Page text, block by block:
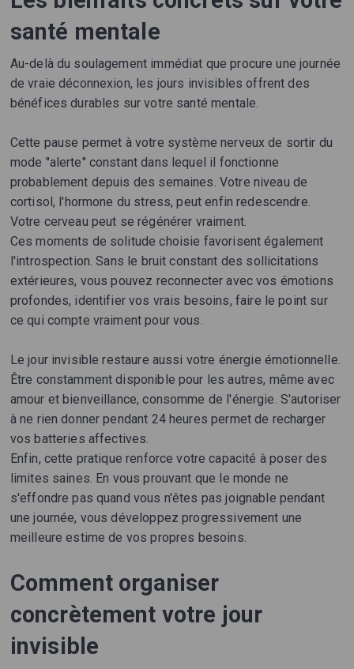
santé mentale
Au-delà du soulagement immédiat que procure une journée
de vraie déconnexion, les jours invisibles offrent des
bénéfices durables sur votre santé mentale.
Cette pause permet à votre système nerveux de sortir du
mode "alerte" constant dans lequel il fonctionne
probablement depuis des semaines. Votre niveau de
cortisol, l'hormone du stress, peut enfin redescendre.
Votre cerveau peut se régénérer vraiment.
Ces moments de solitude choisie favorisent également
l'introspection. Sans le bruit constant des sollicitations
extérieures, vous pouvez reconnecter avec vos émotions
profondes, identifier vos vrais besoins, faire le point sur
ce qui compte vraiment pour vous.
Le jour invisible restaure aussi votre énergie émotionnelle.
Être constamment disponible pour les autres, même avec
amour et bienveillance, consomme de l'énergie. S'autoriser
à ne rien donner pendant 24 heures permet de recharger
vos batteries affectives.
Enfin, cette pratique renforce votre capacité à poser des
limites saines. En vous prouvant que le monde ne
s'effondre pas quand vous n'êtes pas joignable pendant
une journée, vous développez progressivement une
meilleure estime de vos propres besoins.
Comment organiser
concrètement votre jour
invisible